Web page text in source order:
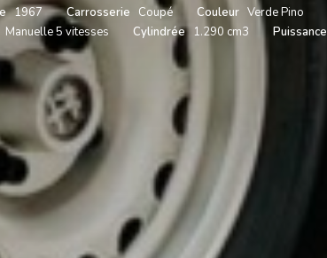
1967 Carrosserie Coupé Couleur Verde Pino
Manuelle 5 vitesses
Cylindrée 1.290 cm3 Puissance